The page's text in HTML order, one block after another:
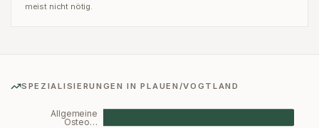
meist nicht nötig.
SPEZIALISIERUNGEN INPLAUEN/VOGTLAND
Allgemeine
Osteo…